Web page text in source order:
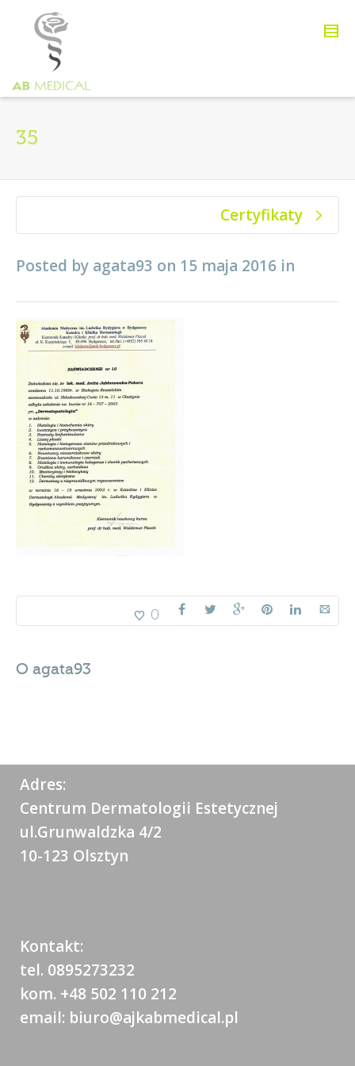
35
Certyfikaty
Posted by agata93 on 15 maja 2016 in
0
O agata93
Adres:
Centrum Dermatologii Estetycznej
ul.Grunwaldzka 4/2
10-123 Olsztyn
Kontakt:
tel. 0895273232
kom. +48 502 110 212
email: biuro@ajkabmedical.pl